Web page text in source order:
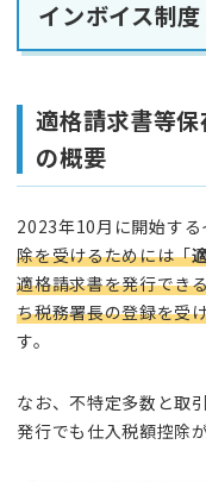
インボイス制
適格請求書等保
の概要
2023年10月に開始す
除を受けるためには「
適格請求書を発行でき
ち税務署長の登録を受
す。
なお、不特定多数と取
発行でも仕入税額控除